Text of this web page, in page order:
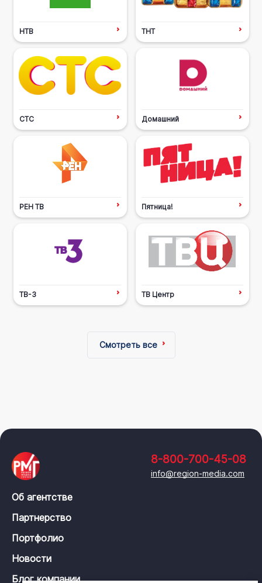
НТВ ТНТ
СТС Домашний
РЕН ТВ Пятница!
ТВ-3 ТВ Центр
Смотреть все
8-800-700-45-08
info@region-media.com
Об агентстве
Партнерство
Портфолио
Новости
Блог компании